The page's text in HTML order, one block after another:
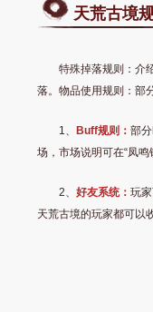
天荒古境
特殊掉落规则：介
落。物品使用规则：部
1、 Buff规则： 部
场，市场说明可在“凤
2、 好友系统： 玩
天荒古境的玩家都可以